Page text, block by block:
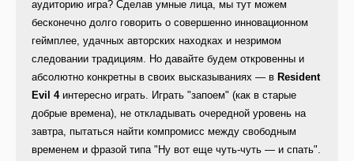
аудиторию игра? Сделав умные лица, мы тут можем
бесконечно долго говорить о совершенно инновационном
геймплее, удачных авторских находках и незримом
следовании традициям. Но давайте будем откровенны и
абсолютно конкретны в своих высказываниях — в Resident
Evil 4интересно играть. Играть "запоем" (как в старые
добрые времена), не откладывать очередной уровень на
завтра, пытаться найти компромисс между свободным
временем и фразой типа "Ну вот еще чуть-чуть — и спать".